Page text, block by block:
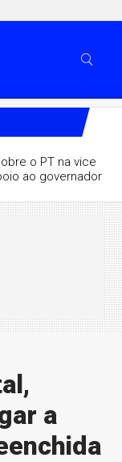
o PT na vice
ao governador
a